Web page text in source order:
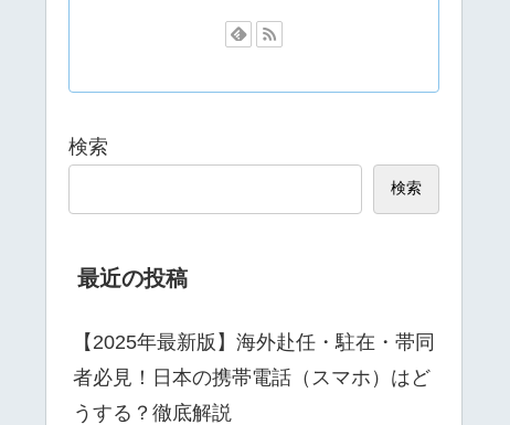
検索
検索
最近の投稿
【2025年最新版】海外赴任・駐在・帯同
者必見！日本の携帯電話（スマホ）はど
うする？徹底解説